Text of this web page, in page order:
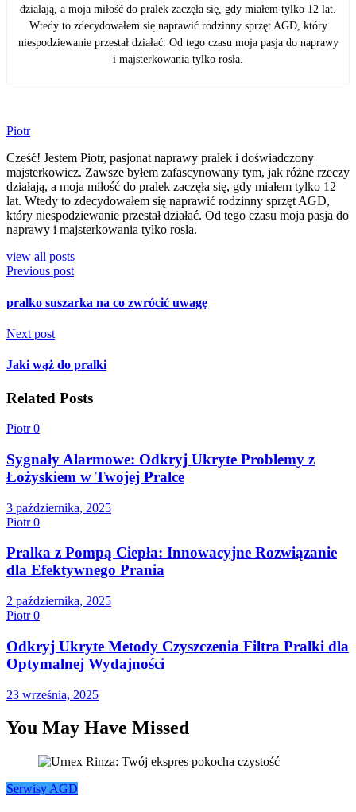
działają, a moja miłość do pralek zaczęła się, gdy miałem tylko 12 lat.
Wtedy to zdecydowałem się naprawić rodzinny sprzęt AGD, który
niespodziewanie przestał działać. Od tego czasu moja pasja do naprawy
i majsterkowania tylko rosła.
Piotr
Cześć! Jestem Piotr, pasjonat naprawy pralek i doświadczony
majsterkowicz. Zawsze byłem zafascynowany tym, jak różne rzeczy
działają, a moja miłość do pralek zaczęła się, gdy miałem tylko 12
lat. Wtedy to zdecydowałem się naprawić rodzinny sprzęt AGD,
który niespodziewanie przestał działać. Od tego czasu moja pasja do
naprawy i majsterkowania tylko rosła.
view all posts
Previous post
pralko suszarka na co zwrócić uwagę
Next post
Jaki wąż do pralki
Related Posts
Piotr0
Sygnały Alarmowe: Odkryj Ukryte Problemy z
Łożyskiem w Twojej Pralce
3 października, 2025
Piotr0
Pralka z Pompą Ciepła: Innowacyjne Rozwiązanie
dla Efektywnego Prania
2 października, 2025
Piotr0
Odkryj Ukryte Metody Czyszczenia Filtra Pralki dla
Optymalnej Wydajności
23 września, 2025
You May Have Missed
Serwisy AGD